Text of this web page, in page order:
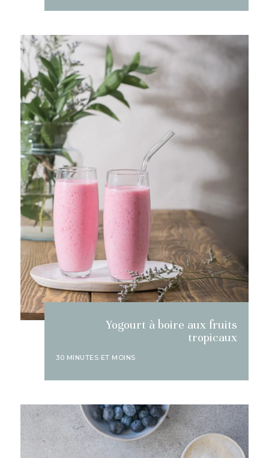
Yogourt à boire aux fruits
tropicaux
30 MINUTES ET MOINS